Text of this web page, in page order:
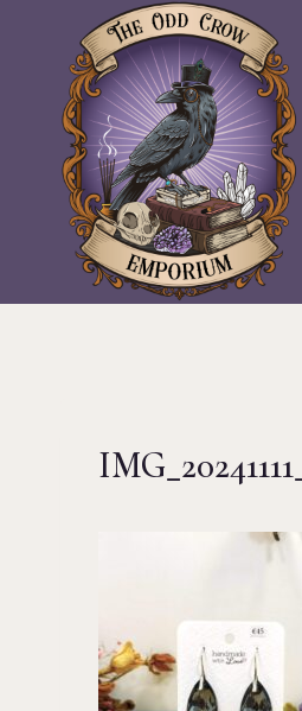
Doorgaan
inhoud